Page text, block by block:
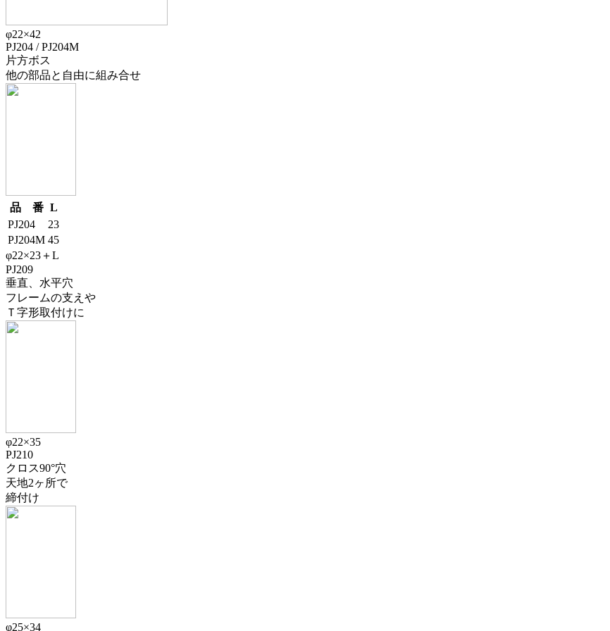
φ22×42
PJ204 / PJ204M
片方ボス
他の部品と自由に組み合せ
品 番 L
PJ204
23
PJ204M 45
φ22×23＋L
PJ209
垂直、水平穴
フレームの支えや
Ｔ字形取付けに
φ22×35
PJ210
クロス90°穴
天地2ヶ所で
締付け
φ25×34